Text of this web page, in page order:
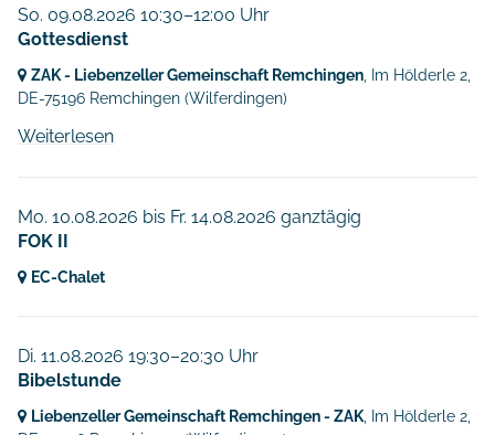
So. 09.08.2026 10:30–12:00 Uhr
Gottesdienst
ZAK - Liebenzeller Gemeinschaft Remchingen , Im Hölderle 2,
DE-75196 Remchingen (Wilferdingen)
Weiterlesen
Mo. 10.08.2026 bis Fr. 14.08.2026 ganztägig
FOK II
EC-Chalet
Di. 11.08.2026 19:30–20:30 Uhr
Bibelstunde
Liebenzeller Gemeinschaft Remchingen - ZAK , Im Hölderle 2,